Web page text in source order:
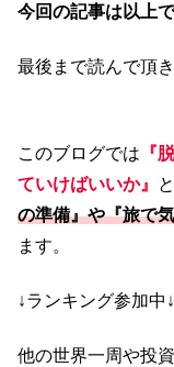
今回の記事は以上で
最後まで読んで頂
このブログでは 『
ていけばいいか』
の準備』や『旅で
ます。
↓ランキング参加中
他の世界一周や投